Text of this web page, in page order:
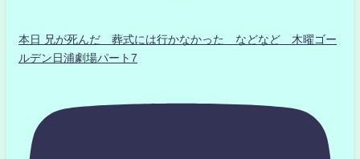
本日 兄が死んだ 葬式には行かなかった などなど 木曜ゴー
ルデン日浦劇場パート7